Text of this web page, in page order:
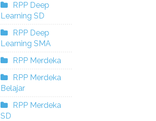
RPP Deep
Learning SD
RPP Deep
Learning SMA
RPP Merdeka
RPP Merdeka
Belajar
RPP Merdeka
SD